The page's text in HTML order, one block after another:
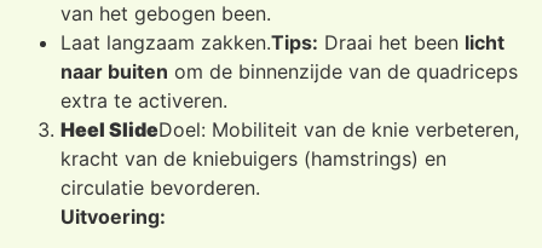
van het gebogen been.
Laat langzaam zakken.Tips: Draai het been licht
naar buiten om de binnenzijde van de quadriceps
extra te activeren.
Heel SlideDoel: Mobiliteit van de knie verbeteren,
kracht van de kniebuigers (hamstrings) en
circulatie bevorderen.
Uitvoering: